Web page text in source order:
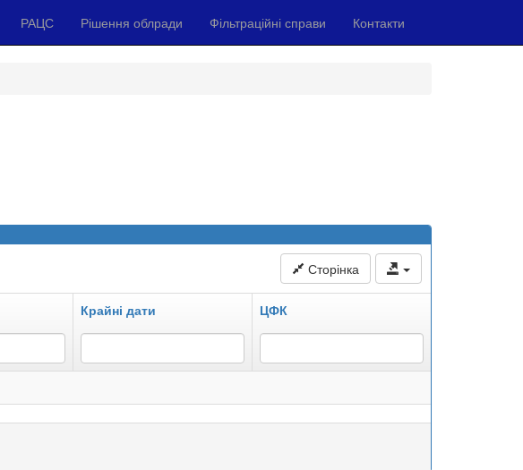
РАЦС Рішення облради Фільтраційні справи Контакти
Сторінка
Крайні дати ЦФК